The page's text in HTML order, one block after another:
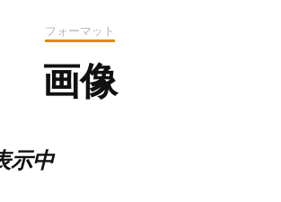
フォーマット
画像
示中